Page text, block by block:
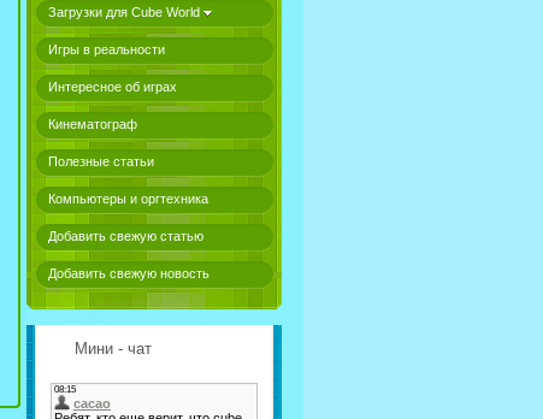
Загрузки для Cube World
Игры в реальности
Интересное об играх
Кинематограф
Полезные статьи
Компьютеры и оргтехника
Добавить свежую статью
Добавить свежую новость
Мини - чат